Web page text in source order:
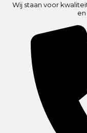
Wij staan voor